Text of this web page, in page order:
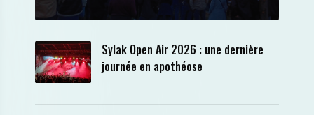
Sylak Open Air 2026 : une dernière
journée en apothéose